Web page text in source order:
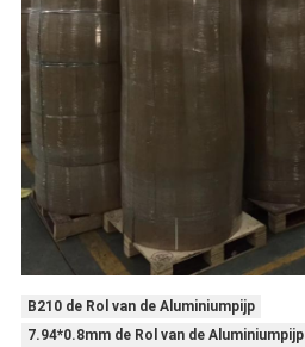
B210 de Rol van de Aluminiumpijp
7.94*0.8mm de Rol van de Aluminiumpijp